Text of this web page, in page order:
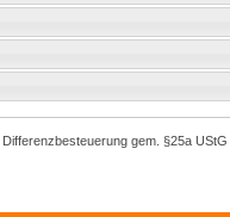
gem. §25a UStG